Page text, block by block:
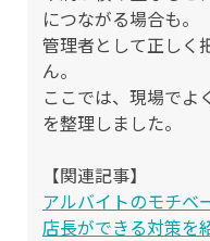
につながる場合も。
管理者として正しく
ん。
ここでは、現場でよ
を整理しました。
【関連記事】
アルバイトのモチベ
店長ができる対策を